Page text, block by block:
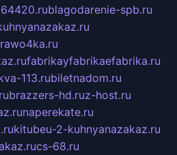
blagodarenie-spb.ru
fabrikayfabrikaefabrika.ru
113.rubiletnadom.ru
brazzers-hd.ruz-host.ru
naperekate.ru
kitubeu-2-kuhnyanazakaz.ru
cs-68.ru